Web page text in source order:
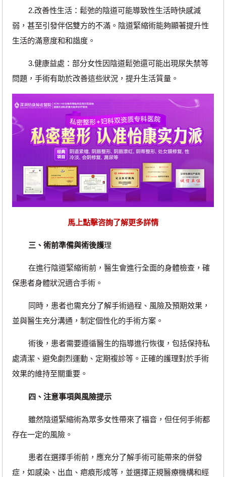
2.改善性生活：鬆弛的陰道可能導致性生活時快感減
弱，甚至引發伴侶雙方的不滿。陰道緊縮術能夠顯著提升性
生活的滿意度和和諧度。
3.健康益處：部分女性因陰道鬆弛還可能出現尿失禁等
問題，手術有助於改善這些狀況，提升生活質量。
馬上點擊咨詢了解更多詳情
三、術前準備與術後護理
在進行陰道緊縮術前，醫生會進行全面的身體檢查，確
保患者身體狀況適合手術。
同時，患者也需充分了解手術過程、風險及預期效果，
並與醫生充分溝通，制定個性化的手術方案。
術後，患者需要遵循醫生的指導進行恢復，包括保持私
處清潔、避免劇烈運動、定期複診等。正確的護理對於手術
效果的維持至關重要。
四、注意事項與風險提示
雖然陰道緊縮術為眾多女性帶來了福音，但任何手術都
存在一定的風險。
患者在選擇手術前，應充分了解手術可能帶來的併發
症，如感染、出血、疤痕形成等，並選擇正規醫療機構和經